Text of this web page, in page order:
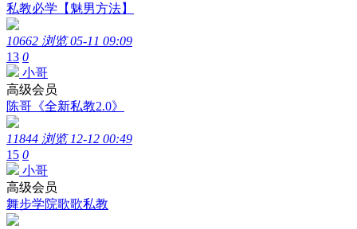
私教必学【魅男方法】
10662 浏览 05-11 09:09
13 0
小哥
高级会员
陈哥《全新私教2.0》
11844 浏览 12-12 00:49
15 0
小哥
高级会员
舞步学院歌歌私教